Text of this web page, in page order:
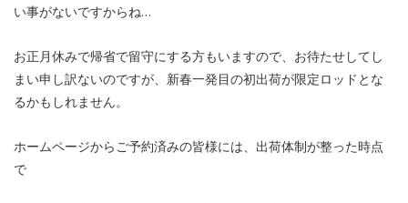
い事がないですからね…
お正月休みで帰省で留守にする方もいますので、お待たせしてし
まい申し訳ないのですが、新春一発目の初出荷が限定ロッドとな
るかもしれません。
ホームページからご予約済みの皆様には、出荷体制が整った時点
で